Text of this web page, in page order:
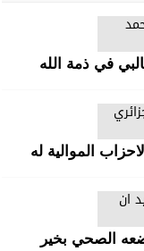
في ذمة الله
الموالية له
الصحي بخير